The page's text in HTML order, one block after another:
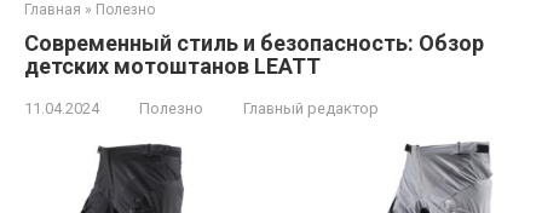
Главная » Полезно
Современный стиль и безопасность: Обзор
детских мотоштанов LEATT
11.04.2024 Полезно Главный редактор